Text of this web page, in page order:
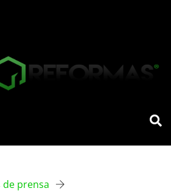
de prensa